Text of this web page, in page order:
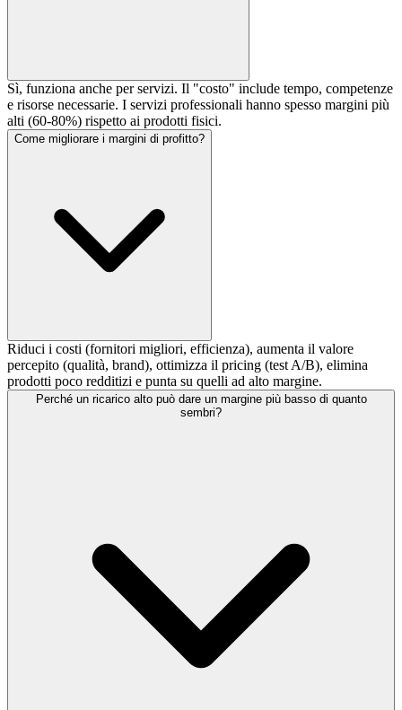
Sì, funziona anche per servizi. Il "costo" include tempo, competenze
e risorse necessarie. I servizi professionali hanno spesso margini più
alti (60-80%) rispetto ai prodotti fisici.
Come migliorare i margini di profitto?
Riduci i costi (fornitori migliori, efficienza), aumenta il valore
percepito (qualità, brand), ottimizza il pricing (test A/B), elimina
prodotti poco redditizi e punta su quelli ad alto margine.
Perché un ricarico alto può dare un margine più basso di quanto
sembri?